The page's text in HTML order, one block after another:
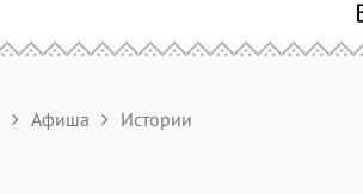
Афиша Истории